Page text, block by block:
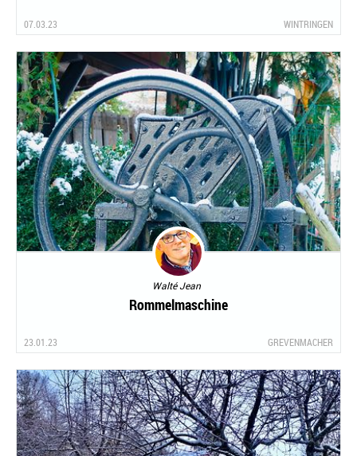
07.03.23 WINTRINGEN
Walté Jean
Rommelmaschine
23.01.23 GREVENMACHER